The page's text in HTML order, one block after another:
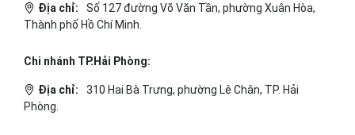
Địa chỉ:
Số 127 đường Võ Văn Tần, phường Xuân Hòa,
Thành phố Hồ Chí Minh.
Chi nhánh TP.Hải Phòng:
Địa chỉ:
310 Hai Bà Trưng, phường Lê Chân, TP. Hải
Phòng.